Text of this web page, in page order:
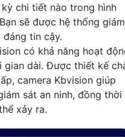
chi tiết nào trong hình
sẽ được hệ thống giám
tin cậy.
có khả năng hoạt
dài. Được thiết kế
camera Kbvision giúp
sát an ninh, đồng thời
xảy ra.